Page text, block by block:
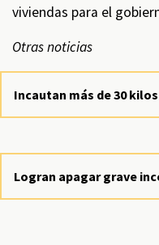
viviendas para el
Otras noticias
Incautan más de 30
Logran apagar grave